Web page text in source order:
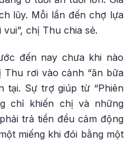
lũy. Mỗi lần đến chợ lựa
chị Thu chia sẻ.
đến nay chưa khi nào
rơi vào cảnh “ăn bữa
tại. Sự trợ giúp từ “Phiên
chỉ khiến chị và những
trả tiền đều cảm động
miếng khi đói bằng một